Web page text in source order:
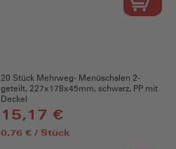
20 Stück Mehrweg- Menüschalen 2-
geteilt, 227x178x45mm, schwarz, PP mit
Deckel
15,17 €
0,76 € / Stück